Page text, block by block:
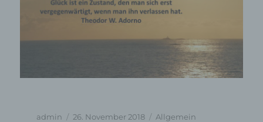
Autor
admin
Veröffentlicht
26. November 2018 Kategorien
Allgemein